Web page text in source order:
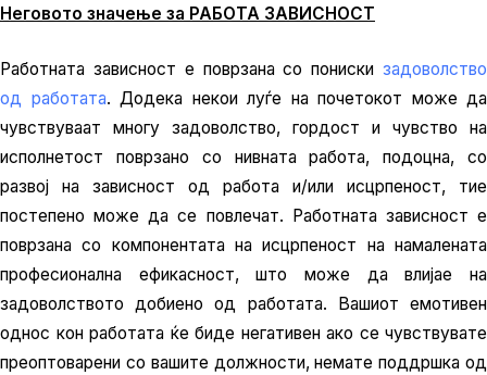
Неговото значење за РАБОТА ЗАВИСНОСТ
Работната зависност е поврзана со пониски задоволство
од работата. Додека некои луѓе на почетокот може да
чувствуваат многу задоволство, гордост и чувство на
исполнетост поврзано со нивната работа, подоцна, со
развој на зависност од работа и/или исцрпеност, тие
постепено може да се повлечат. Работната зависност е
поврзана со компонентата на исцрпеност на намалената
професионална ефикасност, што може да влијае на
задоволството добиено од работата. Вашиот емотивен
однос кон работата ќе биде негативен ако се чувствувате
преоптоварени со вашите должности, немате поддршка од